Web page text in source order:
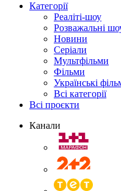
Категорії
Реаліті-шоу
Розважальні
Новини
Серіали
Мультфільми
Фільми
Українські
Всі категорії
Всі проєкти
Канали